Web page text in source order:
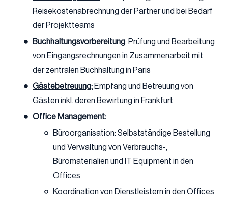
Reisekostenabrechnung der Partner und bei Bedarf
der Projektteams
Buchhaltungsvorbereitung: Prüfung und Bearbeitung
von Eingangsrechnungen in Zusammenarbeit mit
der zentralen Buchhaltung in Paris
Gästebetreuung: Empfang und Betreuung von
Gästen inkl. deren Bewirtung in Frankfurt
Office Management:
Büroorganisation: Selbstständige Bestellung
und Verwaltung von Verbrauchs-,
Büromaterialien und IT Equipment in den
Offices
Koordination von Dienstleistern in den Offices